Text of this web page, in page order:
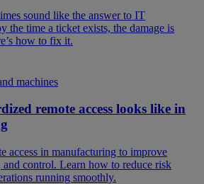
sound like the answer to IT
the time a ticket exists, the damage is
how to fix it.
machines
remote access looks like in
access in manufacturing to improve
control. Learn how to reduce risk
running smoothly.